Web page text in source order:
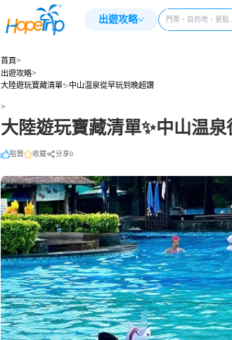
出遊攻略
首頁>
出遊攻略>
大陸遊玩寶藏清單✨中山温泉從早玩到晚超讚
>
大陸遊玩寶藏清單✨中山温
點贊 收藏 分享0